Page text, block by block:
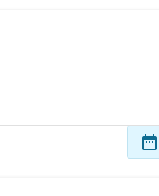
date_range